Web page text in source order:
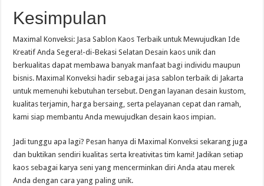
Kesimpulan
Maximal Konveksi: Jasa Sablon Kaos Terbaik untuk Mewujudkan Ide
Kreatif Anda Segera!-di-Bekasi Selatan Desain kaos unik dan
berkualitas dapat membawa banyak manfaat bagi individu maupun
bisnis. Maximal Konveksi hadir sebagai jasa sablon terbaik di Jakarta
untuk memenuhi kebutuhan tersebut. Dengan layanan desain kustom,
kualitas terjamin, harga bersaing, serta pelayanan cepat dan ramah,
kami siap membantu Anda mewujudkan desain kaos impian.
Jadi tunggu apa lagi? Pesan hanya di Maximal Konveksi sekarang juga
dan buktikan sendiri kualitas serta kreativitas tim kami! Jadikan setiap
kaos sebagai karya seni yang mencerminkan diri Anda atau merek
Anda dengan cara yang paling unik.